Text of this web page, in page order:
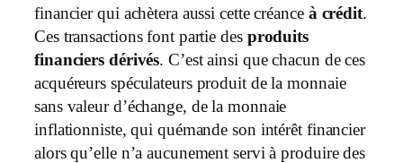
financier qui achètera aussi cette créance à crédit.
Ces transactions font partie des produits
financiers dérivés. C’est ainsi que chacun de ces
acquéreurs spéculateurs produit de la monnaie
sans valeur d’échange, de la monnaie
inflationniste, qui quémande son intérêt financier
alors qu’elle n’a aucunement servi à produire des